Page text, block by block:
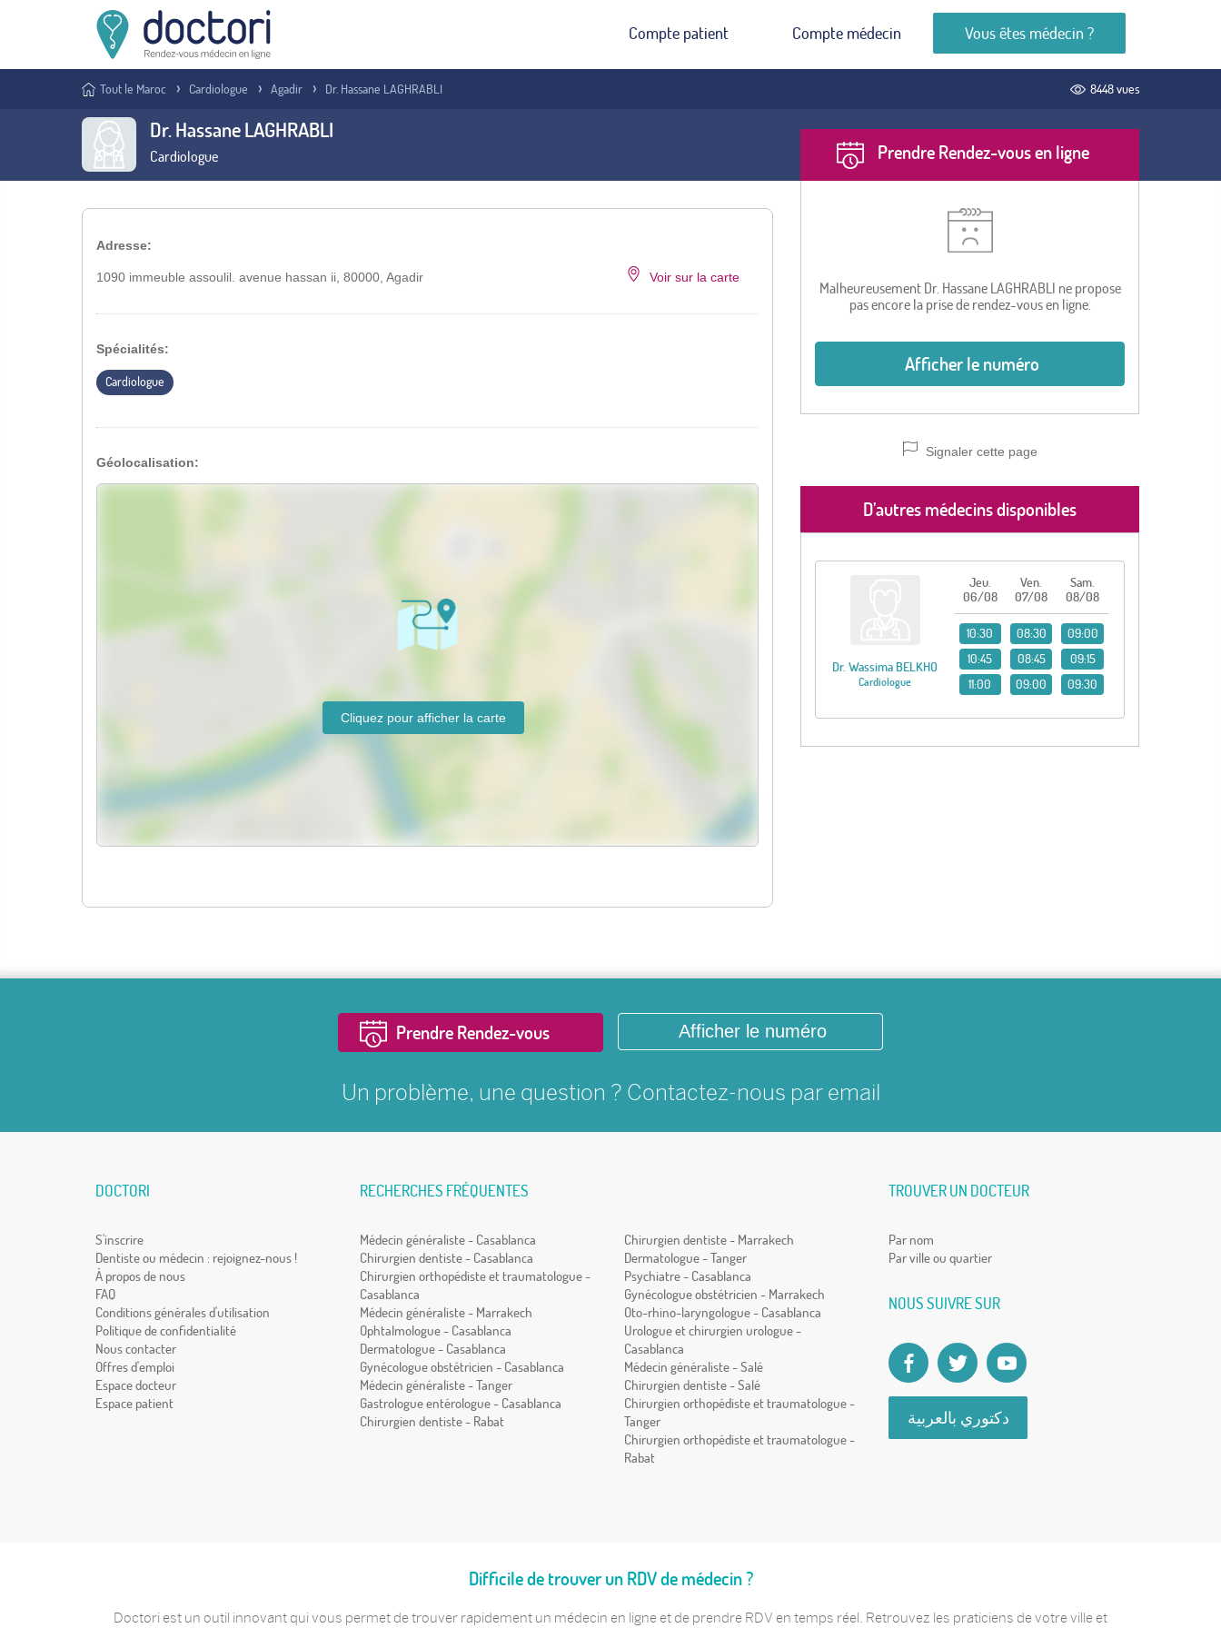
Compte patient Compte médecin Vous êtes médecin ?
Tout le Maroc Cardiologue Agadir Dr. Hassane LAGHRABLI 8448 vues
Dr. Hassane LAGHRABLI
Cardiologue Prendre Rendez-vous en ligne
Malheureusement Dr. Hassane LAGHRABLI ne propose
pas encore la prise de rendez-vous en ligne.
Afficher le numéro
Signaler cette page
D’autres médecins disponibles
Dr. Wassima BELKHO
Cardiologue
Jeu.
06/08
Ven.
07/08
Sam.
08/08
10:30
10:45
11:00
08:30
08:45
09:00
09:00
09:15
09:30
Adresse:
1090 immeuble assoulil. avenue hassan ii, 80000, Agadir Voir sur la carte
Spécialités:
Cardiologue
Géolocalisation:
Prendre Rendez-vous Afficher le numéro
Un problème, une question ? Contactez-nous par email
DOCTORI
S'inscrire
Dentiste ou médecin : rejoignez-nous !
À propos de nous
FAQ
Conditions générales d'utilisation
Politique de confidentialité
Nous contacter
Offres d'emploi
Espace docteur
Espace patient
RECHERCHES FRÉQUENTES
Médecin généraliste - Casablanca
Chirurgien dentiste - Casablanca
Chirurgien orthopédiste et traumatologue -
Casablanca
Médecin généraliste - Marrakech
Ophtalmologue - Casablanca
Dermatologue - Casablanca
Gynécologue obstétricien - Casablanca
Médecin généraliste - Tanger
Gastrologue entérologue - Casablanca
Chirurgien dentiste - Rabat
Chirurgien dentiste - Marrakech
Dermatologue - Tanger
Psychiatre - Casablanca
Gynécologue obstétricien - Marrakech
Oto-rhino-laryngologue - Casablanca
Urologue et chirurgien urologue -
Casablanca
Médecin généraliste - Salé
Chirurgien dentiste - Salé
Chirurgien orthopédiste et traumatologue -
Tanger
Chirurgien orthopédiste et traumatologue -
Rabat
TROUVER UN DOCTEUR
Par nom
Par ville ou quartier
NOUS SUIVRE SUR
دكتوري بالعربية
Difficile de trouver un RDV de médecin ?
Doctori est un outil innovant qui vous permet de trouver rapidement un médecin en ligne et de prendre RDV en temps réel. Retrouvez les praticiens de votre ville et